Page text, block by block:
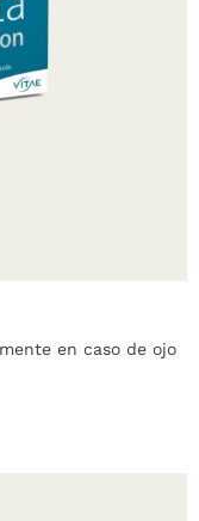
en caso de ojo